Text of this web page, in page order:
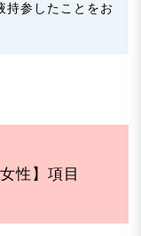
持参したことをお
性】項目